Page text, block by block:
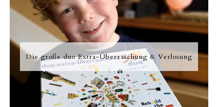
Die große duo Extra-Überraschung & Verlosung